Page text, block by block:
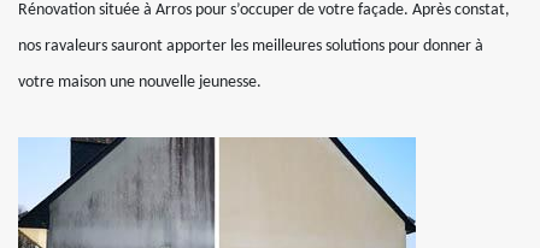
Rénovation située à Arros pour s’occuper de votre façade. Après constat,
nos ravaleurs sauront apporter les meilleures solutions pour donner à
votre maison une nouvelle jeunesse.